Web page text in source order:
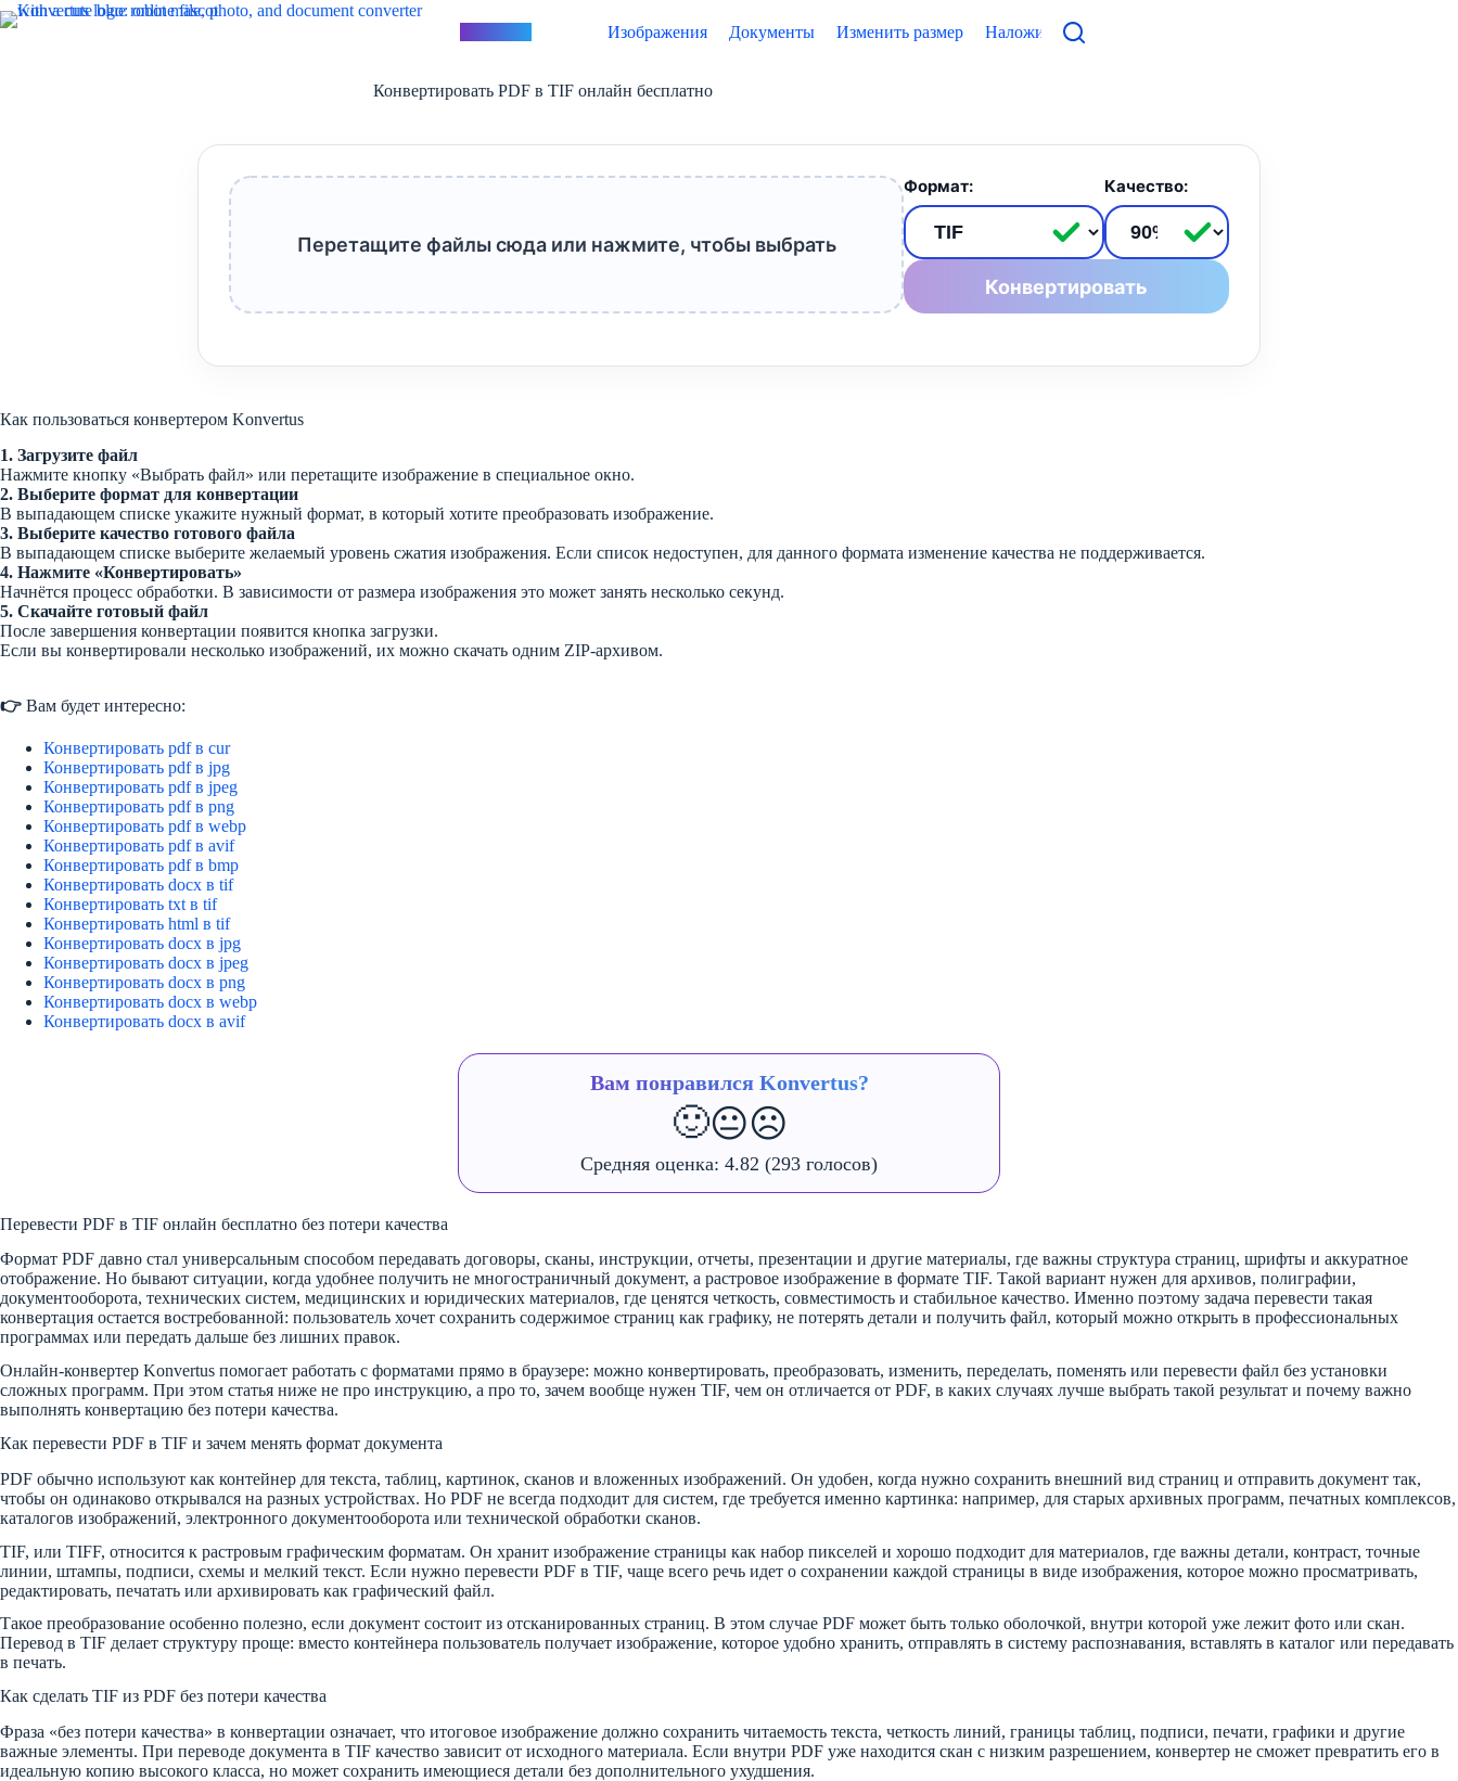
Перейти
к
Изображения Документы Изменить размер Наложить фото
Конвертировать PDF в TIF онлайн бесплатно
Перетащите файлы сюда или нажмите, чтобы выбрать
Формат: Качество:
Конвертировать
Как пользоваться конвертером Konvertus
1. Загрузите файл
Нажмите кнопку «Выбрать файл» или перетащите изображение в специальное окно.
2. Выберите формат для конвертации
В выпадающем списке укажите нужный формат, в который хотите преобразовать изображение.
3. Выберите качество готового файла
В выпадающем списке выберите желаемый уровень сжатия изображения. Если список недоступен, для данного формата изменение качества не поддерживается.
4. Нажмите «Конвертировать»
Начнётся процесс обработки. В зависимости от размера изображения это может занять несколько секунд.
5. Скачайте готовый файл
После завершения конвертации появится кнопка загрузки.
Если вы конвертировали несколько изображений, их можно скачать одним ZIP-архивом.
👉 Вам будет интересно:
Конвертировать pdf в cur
Конвертировать pdf в jpg
Конвертировать pdf в jpeg
Конвертировать pdf в png
Конвертировать pdf в webp
Конвертировать pdf в avif
Конвертировать pdf в bmp
Конвертировать docx в tif
Конвертировать txt в tif
Конвертировать html в tif
Конвертировать docx в jpg
Конвертировать docx в jpeg
Конвертировать docx в png
Конвертировать docx в webp
Конвертировать docx в avif
Вам понравился Konvertus?
🙂😐☹️
Средняя оценка: 4.82 (293 голосов)
Перевести PDF в TIF онлайн бесплатно без потери качества
Формат PDF давно стал универсальным способом передавать договоры, сканы, инструкции, отчеты, презентации и другие материалы, где важны структура страниц, шрифты и аккуратное
отображение. Но бывают ситуации, когда удобнее получить не многостраничный документ, а растровое изображение в формате TIF. Такой вариант нужен для архивов, полиграфии,
документооборота, технических систем, медицинских и юридических материалов, где ценятся четкость, совместимость и стабильное качество. Именно поэтому задача перевести такая
конвертация остается востребованной: пользователь хочет сохранить содержимое страниц как графику, не потерять детали и получить файл, который можно открыть в профессиональных
программах или передать дальше без лишних правок.
Онлайн-конвертер Konvertus помогает работать с форматами прямо в браузере: можно конвертировать, преобразовать, изменить, переделать, поменять или перевести файл без установки
сложных программ. При этом статья ниже не про инструкцию, а про то, зачем вообще нужен TIF, чем он отличается от PDF, в каких случаях лучше выбрать такой результат и почему важно
выполнять конвертацию без потери качества.
Как перевести PDF в TIF и зачем менять формат документа
PDF обычно используют как контейнер для текста, таблиц, картинок, сканов и вложенных изображений. Он удобен, когда нужно сохранить внешний вид страниц и отправить документ так,
чтобы он одинаково открывался на разных устройствах. Но PDF не всегда подходит для систем, где требуется именно картинка: например, для старых архивных программ, печатных комплексов,
каталогов изображений, электронного документооборота или технической обработки сканов.
TIF, или TIFF, относится к растровым графическим форматам. Он хранит изображение страницы как набор пикселей и хорошо подходит для материалов, где важны детали, контраст, точные
линии, штампы, подписи, схемы и мелкий текст. Если нужно перевести PDF в TIF, чаще всего речь идет о сохранении каждой страницы в виде изображения, которое можно просматривать,
редактировать, печатать или архивировать как графический файл.
Такое преобразование особенно полезно, если документ состоит из отсканированных страниц. В этом случае PDF может быть только оболочкой, внутри которой уже лежит фото или скан.
Перевод в TIF делает структуру проще: вместо контейнера пользователь получает изображение, которое удобно хранить, отправлять в систему распознавания, вставлять в каталог или передавать
в печать.
Как сделать TIF из PDF без потери качества
Фраза «без потери качества» в конвертации означает, что итоговое изображение должно сохранить читаемость текста, четкость линий, границы таблиц, подписи, печати, графики и другие
важные элементы. При переводе документа в TIF качество зависит от исходного материала. Если внутри PDF уже находится скан с низким разрешением, конвертер не сможет превратить его в
идеальную копию высокого класса, но может сохранить имеющиеся детали без дополнительного ухудшения.